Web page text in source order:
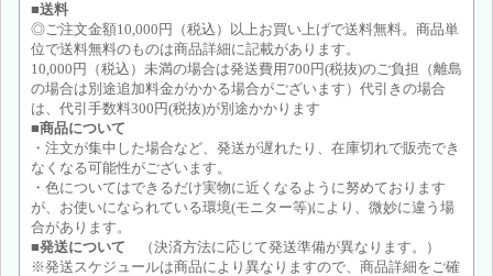
■送料
◎ご注文金額10,000円（税込）以上お買い上げで送料無料。商品単
位で送料無料のものは商品詳細に記載があります。
10,000円（税込）未満の場合は発送費用700円(税抜)のご負担（離島
の場合は別途追加料金がかかる場合がございます）代引きの場合
は、代引手数料300円(税抜)が別途かかります
■商品について
・注文が集中した場合など、発送が遅れたり、在庫切れで販売でき
なくなる可能性がございます。
・色についてはできるだけ実物に近くなるように努めております
が、お使いになられている環境(モニター等)により、微妙に違う場
合があります。
■発送について （決済方法に応じて発送準備が異なります。）
※発送スケジュールは商品により異なりますので、商品詳細をご確